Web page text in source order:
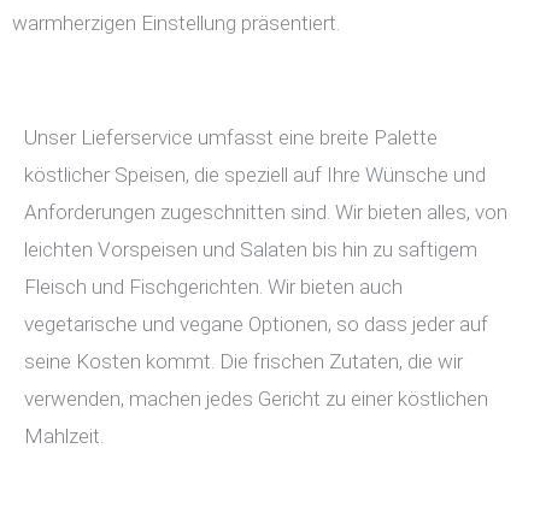
warmherzigen Einstellung präsentiert.
Unser Lieferservice umfasst eine breite Palette
köstlicher Speisen, die speziell auf Ihre Wünsche und
Anforderungen zugeschnitten sind. Wir bieten alles, von
leichten Vorspeisen und Salaten bis hin zu saftigem
Fleisch und Fischgerichten. Wir bieten auch
vegetarische und vegane Optionen, so dass jeder auf
seine Kosten kommt. Die frischen Zutaten, die wir
verwenden, machen jedes Gericht zu einer köstlichen
Mahlzeit.